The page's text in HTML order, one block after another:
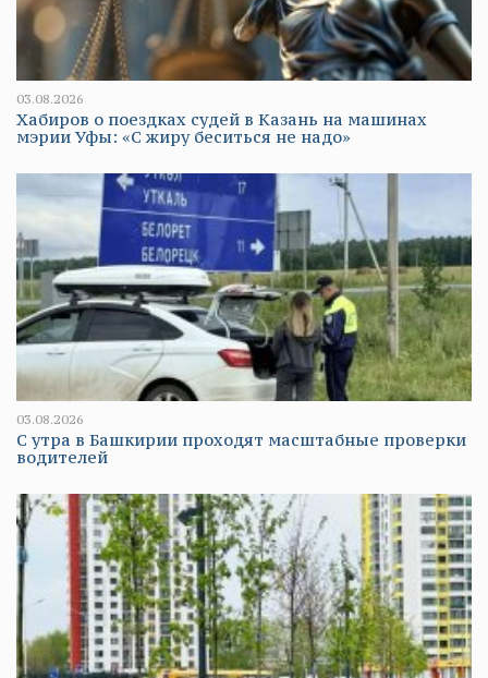
03.08.2026
Хабиров о поездках судей в Казань на машинах
мэрии Уфы: «С жиру беситься не надо»
03.08.2026
С утра в Башкирии проходят масштабные проверки
водителей